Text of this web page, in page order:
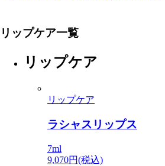
リップケア一覧
リップケア
リップケア
ラシャスリップス
7ml
9,070円(税込)